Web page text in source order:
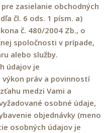
zasielanie obchodných
čl. 6 ods. 1 písm. a)
č. 480/2004 Zb., o
spoločnosti v prípade,
alebo služby.
údajov je
výkon práv a povinností
medzi Vami a
osobné údaje,
objednávky (meno
osobných údajov je